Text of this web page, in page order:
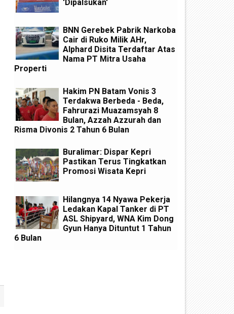
'Dipalsukan'
BNN Gerebek Pabrik Narkoba
Cair di Ruko Milik AHr,
Alphard Disita Terdaftar Atas
Nama PT Mitra Usaha
Properti
Hakim PN Batam Vonis 3
Terdakwa Berbeda - Beda,
Fahrurazi Muazamsyah 8
Bulan, Azzah Azzurah dan
Risma Divonis 2 Tahun 6 Bulan
Buralimar: Dispar Kepri
Pastikan Terus Tingkatkan
Promosi Wisata Kepri
Hilangnya 14 Nyawa Pekerja
Ledakan Kapal Tanker di PT
ASL Shipyard, WNA Kim Dong
Gyun Hanya Dituntut 1 Tahun
6 Bulan